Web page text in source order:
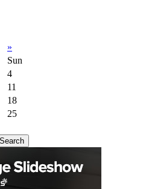
»
Sun
4
11
18
25